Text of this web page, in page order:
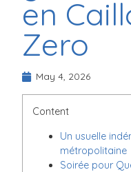
en
Zero
May 4, 2026
Content
Un usuelle
métropolitaine
Soirée pour